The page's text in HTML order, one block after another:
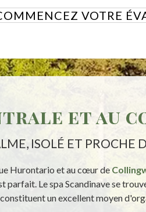
VOTRE
et au
ISOLÉ ET PROCHE
Hurontario et au cœur de
parfait. Le spa Scandinave se
constituent un excellent moyen